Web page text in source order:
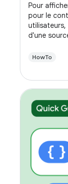
Pour
pour le
d'une
HowTo